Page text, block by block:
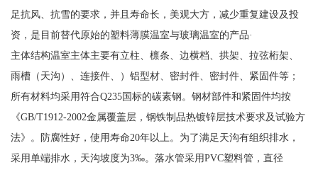
足抗风、抗雪的要求，并且寿命长，美观大方，减少重复建设及投
资，是目前替代原始的塑料薄膜温室与玻璃温室的产品·
主体结构温室主体主要有立柱、檩条、边横档、拱架、拉弦桁架、
雨槽（天沟）、连接件、）铝型材、密封件、密封件、紧固件等；
所有材料均采用符合Q235国标的碳素钢。钢材部件和紧固件均按
《GB/T1912-2002金属覆盖层，钢铁制品热镀锌层技术要求及试验方
法》。防腐性好，使用寿命20年以上。为了满足天沟有组织排水，
采用单端排水，天沟坡度为3‰。落水管采用PVC塑料管，直径